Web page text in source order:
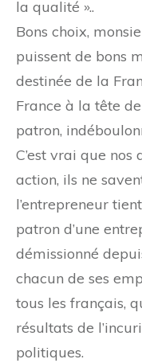
la qualité »..
Bons choix,
puissent de bons
destinée de la
France à la tête
patron,
C’est vrai que nos
action, ils ne
l’entrepreneur
patron d’une
démissionné
chacun de ses
tous les français,
résultats de
politiques.